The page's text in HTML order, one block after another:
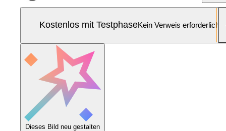
Kostenlos mit TestphaseKein Verweis erforderlich
Dieses Bild neu gestalten